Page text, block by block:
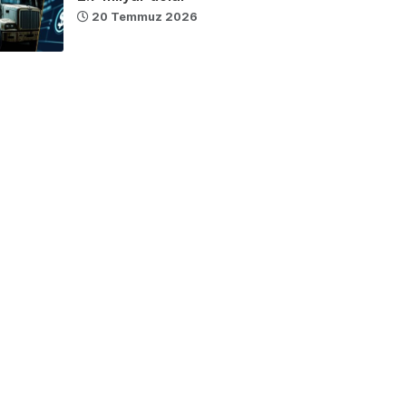
20 Temmuz 2026